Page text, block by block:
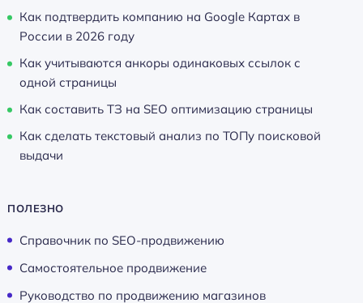
Как подтвердить компанию на Google Картах в
России в 2026 году
Как учитываются анкоры одинаковых ссылок с
одной страницы
Как составить ТЗ на SEO оптимизацию страницы
Как сделать текстовый анализ по ТОПу поисковой
выдачи
ПОЛЕЗНО
Справочник по SEO-продвижению
Самостоятельное продвижение
Руководство по продвижению магазинов